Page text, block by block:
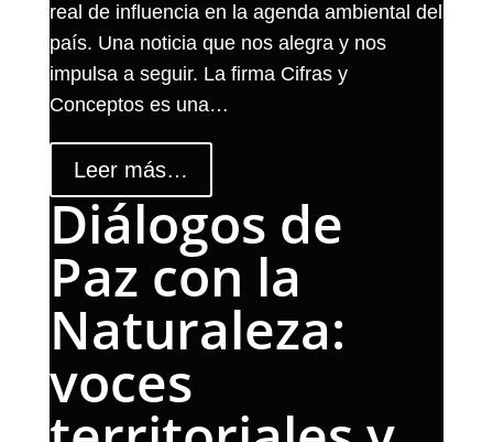
real de influencia en la agenda ambiental del
país. Una noticia que nos alegra y nos
impulsa a seguir. La firma Cifras y
Conceptos es una…
Leer más…
Diálogos de
Paz con la
Naturaleza:
voces